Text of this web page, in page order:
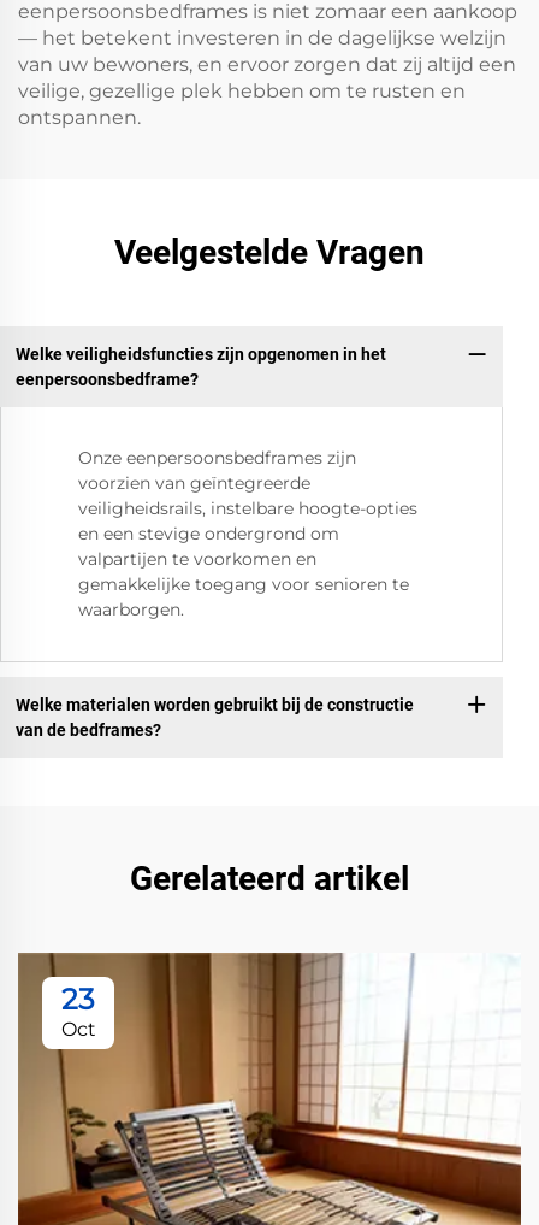
eenpersoonsbedframes is niet zomaar een aankoop
— het betekent investeren in de dagelijkse welzijn
van uw bewoners, en ervoor zorgen dat zij altijd een
veilige, gezellige plek hebben om te rusten en
ontspannen.
Veelgestelde Vragen
Welke veiligheidsfuncties zijn opgenomen in het
eenpersoonsbedframe?
Onze eenpersoonsbedframes zijn
voorzien van geïntegreerde
veiligheidsrails, instelbare hoogte-opties
en een stevige ondergrond om
valpartijen te voorkomen en
gemakkelijke toegang voor senioren te
waarborgen.
Welke materialen worden gebruikt bij de constructie
van de bedframes?
Gerelateerd artikel
23
Oct